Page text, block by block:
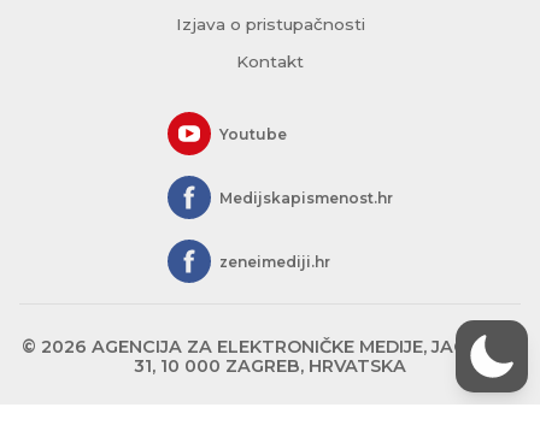
Izjava o pristupačnosti
Kontakt
Youtube
Medijskapismenost.hr
zeneimediji.hr
© 2026 AGENCIJA ZA ELEKTRONIČKE MEDIJE, JAGIĆEVA
31, 10 000 ZAGREB, HRVATSKA